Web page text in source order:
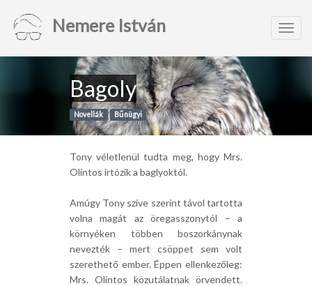
Nemere István
Bagoly
Novellák Bűnügyi
Tony véletlenül tudta meg, hogy Mrs.
Olintos irtózik a baglyoktól.
Amúgy Tony szíve szerint távol tartotta
volna magát az öregasszonytól – a
környéken többen boszorkánynak
nevezték – mert csöppet sem volt
szerethető ember. Éppen ellenkezőleg:
Mrs. Olintos közutálatnak örvendett.